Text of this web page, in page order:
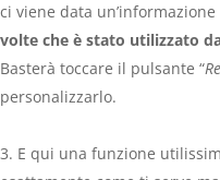
ci viene data
volte che è stato utilizzato
Basterà toccare il pulsante “
personalizzarlo.
E qui una funzione